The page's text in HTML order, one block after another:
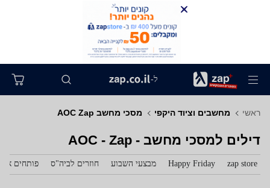
ל-
ראשי מחשבים וציוד היקפי מסכי מחשב AOC Zap
דילים למסכי מחשב - AOC - Zap
zap store
Happy Friday מבצעי השבוע חוזרים לביה"ס פותחים את